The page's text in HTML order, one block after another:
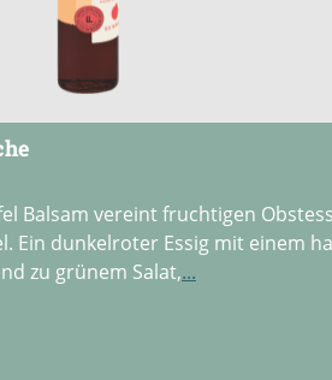
Balsam vereint fruchtigen
Ein dunkelroter Essig mit einem
zu grünem Salat,...